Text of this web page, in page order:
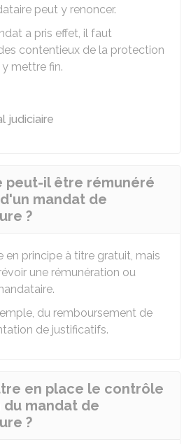
peut y renoncer.
a pris effet, il faut
contentieux de la protection
mettre fin.
judiciaire
peut-il être rémunéré
mandat de
?
en principe à titre gratuit, mais
une rémunération ou
du remboursement de
de justificatifs.
en place le contrôle
mandat de
?